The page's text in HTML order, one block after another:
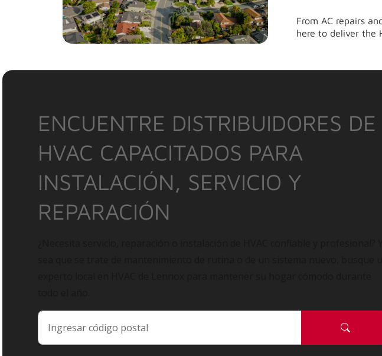
From AC repairs
here to deliver the
ENCUENTRE DISTRIBUIDORES DE
HVAC CAPACITADOS PARA
INSTALACIÓN, SERVICIO Y
REPARACIÓN